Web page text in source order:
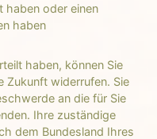
haben oder einen
haben
haben, können Sie
Zukunft widerrufen. Sie
an die für Sie
Ihre zuständige
dem Bundesland Ihres